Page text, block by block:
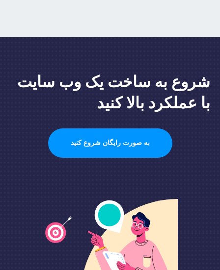
شروع به ساخت یک وب سایت
با عملکرد بالا کنید
به صورت رایگان شروع کنید